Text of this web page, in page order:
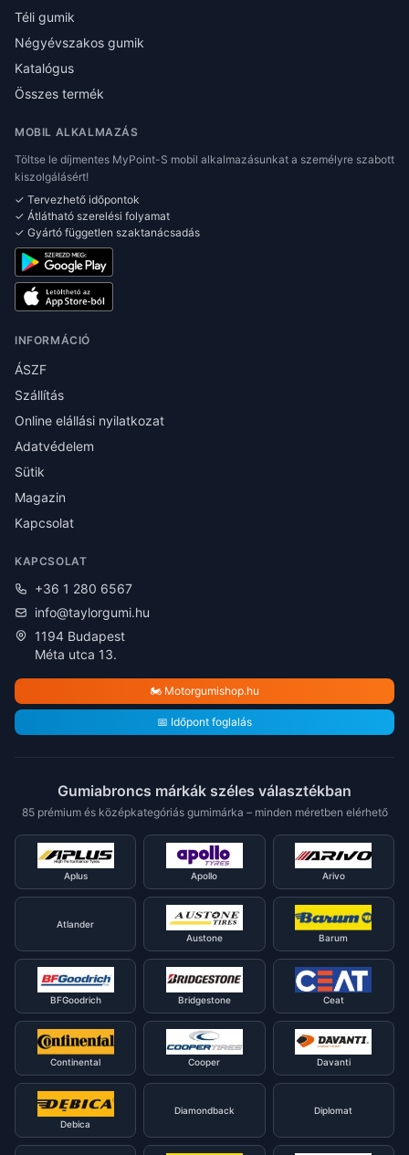
Téli gumik
Négyévszakos gumik
Katalógus
Összes termék
MOBIL ALKALMAZÁS
Töltse le díjmentes MyPoint-S mobil alkalmazásunkat a személyre szabott
kiszolgálásért!
✓ Tervezhető időpontok
✓ Átlátható szerelési folyamat
✓ Gyártó független szaktanácsadás
INFORMÁCIÓ
ÁSZF
Szállítás
Online elállási nyilatkozat
Adatvédelem
Sütik
Magazin
Kapcsolat
KAPCSOLAT
+36 1 280 6567
info@taylorgumi.hu
1194 Budapest
Méta utca 13.
🏍️ Motorgumishop.hu
📅 Időpont foglalás
Gumiabroncs márkák széles választékban
85 prémium és középkategóriás gumimárka – minden méretben elérhető
Aplus Apollo Arivo
Atlander
Austone
Barum
BFGoodrich Bridgestone Ceat
Continental Cooper Davanti
Debica
Diamondback Diplomat